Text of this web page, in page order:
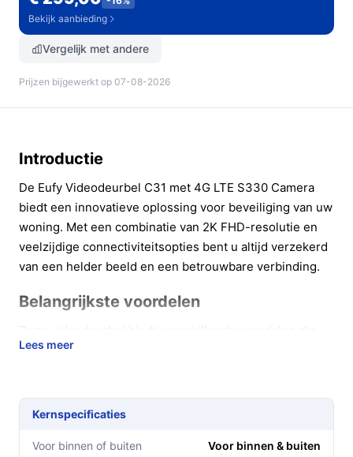
Bekijk aanbieding
Vergelijk met andere
Prijzen bijgewerkt op 07-08-2026
Introductie
De Eufy Videodeurbel C31 met 4G LTE S330 Camera
biedt een innovatieve oplossing voor beveiliging van uw
woning. Met een combinatie van 2K FHD-resolutie en
veelzijdige connectiviteitsopties bent u altijd verzekerd
van een helder beeld en een betrouwbare verbinding.
Belangrijkste voordelen
bijdragen aan uw veiligheid en gemak.
met 4G en Wi-Fi blijft u continu verbonden, waar u
zich ook bevindt.
Verhelderende Beelden:
Met 2K FHD-resolutie
Lees meer
Kernspecificaties
Voor binnen of buiten Voor binnen & buiten